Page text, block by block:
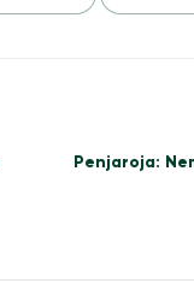
Penjaroja: